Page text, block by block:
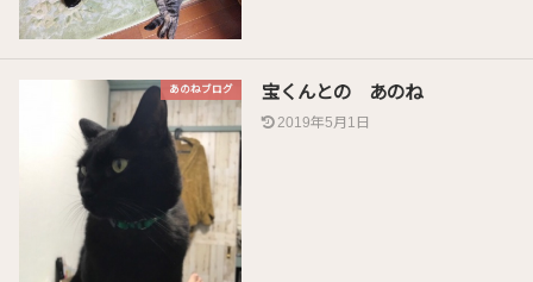
あのねブログ 宝くんとの あのね
2019年5月1日